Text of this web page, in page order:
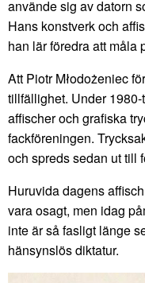
använde sig av datorn
Hans konstverk och
han lär föredra att måla
Att Piotr Młodożeniec
tillfällighet. Under
affischer och grafiska
fackföreningen.
och spreds sedan ut till
Huruvida dagens
vara osagt, men idag
inte är så fasligt länge
hänsynslös diktatur.